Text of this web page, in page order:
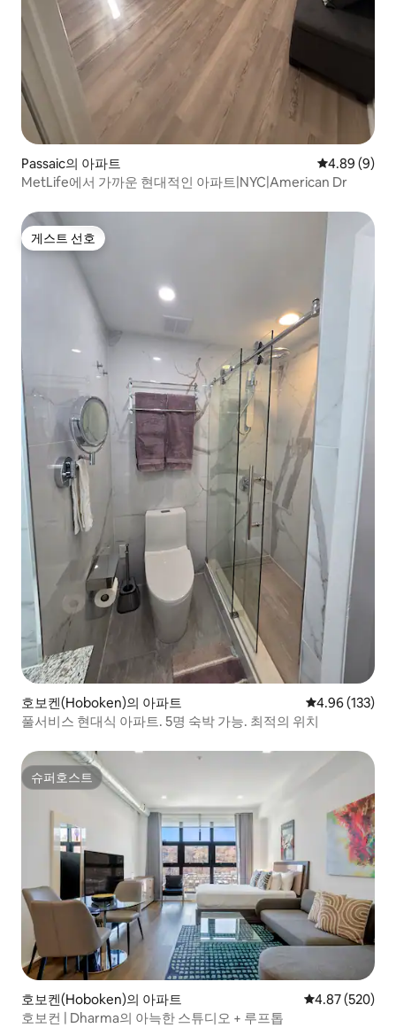
Passaic의 아파트 평점 4.89점
4.89 (9)
MetLife에서 가까운 현대적인 아파트|NYC|American Dr
게스트 선호
게스트 선호
호보켄(Hoboken)의 아파트 평점 4.96점(5
4.96 (133)
풀서비스 현대식 아파트. 5명 숙박 가능. 최적의 위치
슈퍼호스트
슈퍼호스트
호보켄(Hoboken)의 아파트 평점 4.87점(5
4.87 (520)
호보컨 | Dharma의 아늑한 스튜디오 + 루프톱